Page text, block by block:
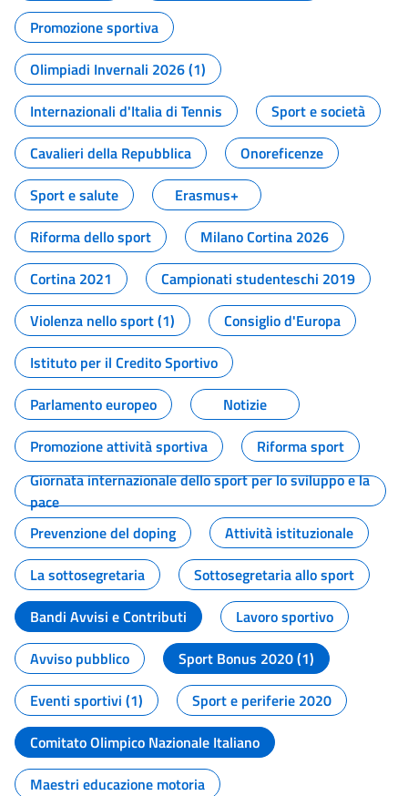
Promozione sportiva
Olimpiadi Invernali 2026 (1)
Internazionali d'Italia di Tennis
Sport e società
Cavalieri della Repubblica
Onoreficenze
Sport e salute
Erasmus+
Riforma dello sport
Milano Cortina 2026
Cortina 2021
Campionati studenteschi 2019
Violenza nello sport (1)
Consiglio d'Europa
Istituto per il Credito Sportivo
Parlamento europeo
Notizie
Promozione attività sportiva
Riforma sport
Giornata internazionale dello sport per lo sviluppo e la
pace
Prevenzione del doping
Attività istituzionale
La sottosegretaria
Sottosegretaria allo sport
Bandi Avvisi e Contributi
Lavoro sportivo
Avviso pubblico
Sport Bonus 2020 (1)
Eventi sportivi (1)
Sport e periferie 2020
Comitato Olimpico Nazionale Italiano
Maestri educazione motoria